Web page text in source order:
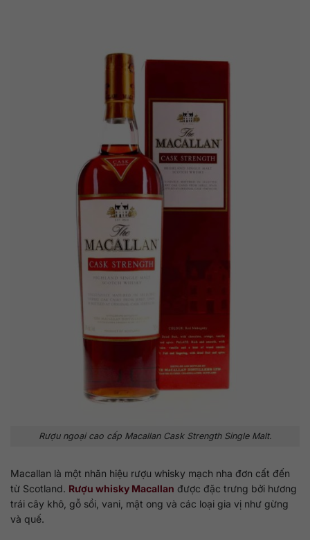
Rượu ngoại cao cấp Macallan Cask Strength Single Malt.
Macallan là một nhãn hiệu rượu whisky mạch nha đơn cất đến
từ Scotland. Rượu whisky Macallan được đặc trưng bởi hương
trái cây khô, gỗ sồi, vani, mật ong và các loại gia vị như gừng
và quế.